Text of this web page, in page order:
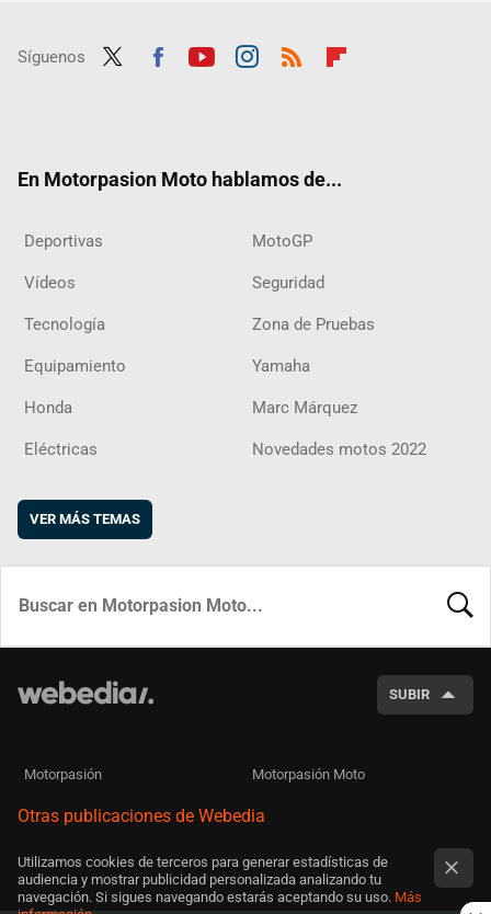
Síguenos
En Motorpasion Moto hablamos de...
Deportivas MotoGP
Vídeos Seguridad
Tecnología Zona de Pruebas
Equipamiento Yamaha
Honda Marc Márquez
Eléctricas Novedades motos 2022
VER MÁS TEMAS
SUBIR
Motorpasión Motorpasión Moto
Otras publicaciones de Webedia
Utilizamos cookies de terceros para generar estadísticas de
audiencia y mostrar publicidad personalizada analizando tu
navegación. Si sigues navegando estarás aceptando su uso. Más